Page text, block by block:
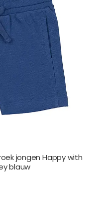
jongen Happy with
blauw